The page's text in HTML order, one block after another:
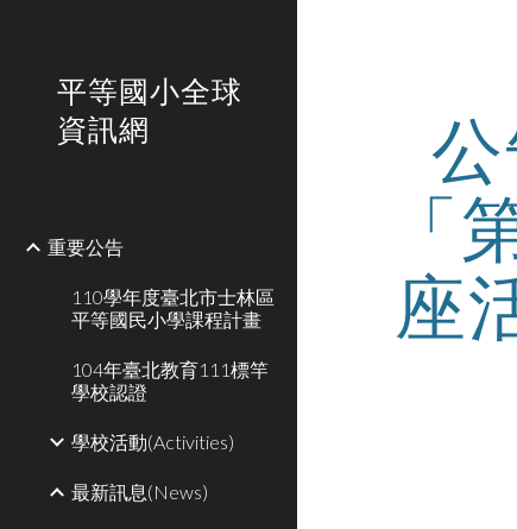
平等國小全球
資訊網
重要公告
110學年度臺北市士林區
平等國民小學課程計畫
104年臺北教育111標竿
學校認證
學校活動(Activities)
最新訊息(News)
座